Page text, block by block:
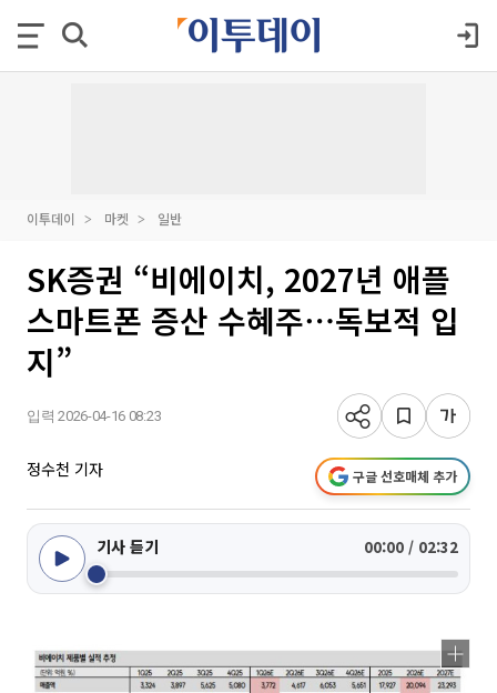
이투데이 마켓 일반
SK증권 “비에이치, 2027년 애플
스마트폰 증산 수혜주⋯독보적 입
지”
입력 2026-04-16 08:23
정수천 기자 구글 선호매체 추가
기사 듣기 00:00 / 02:32